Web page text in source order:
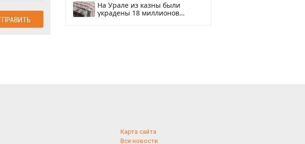
На Урале из казны были
украдены 18 миллионов
Карта сайта
Все новости